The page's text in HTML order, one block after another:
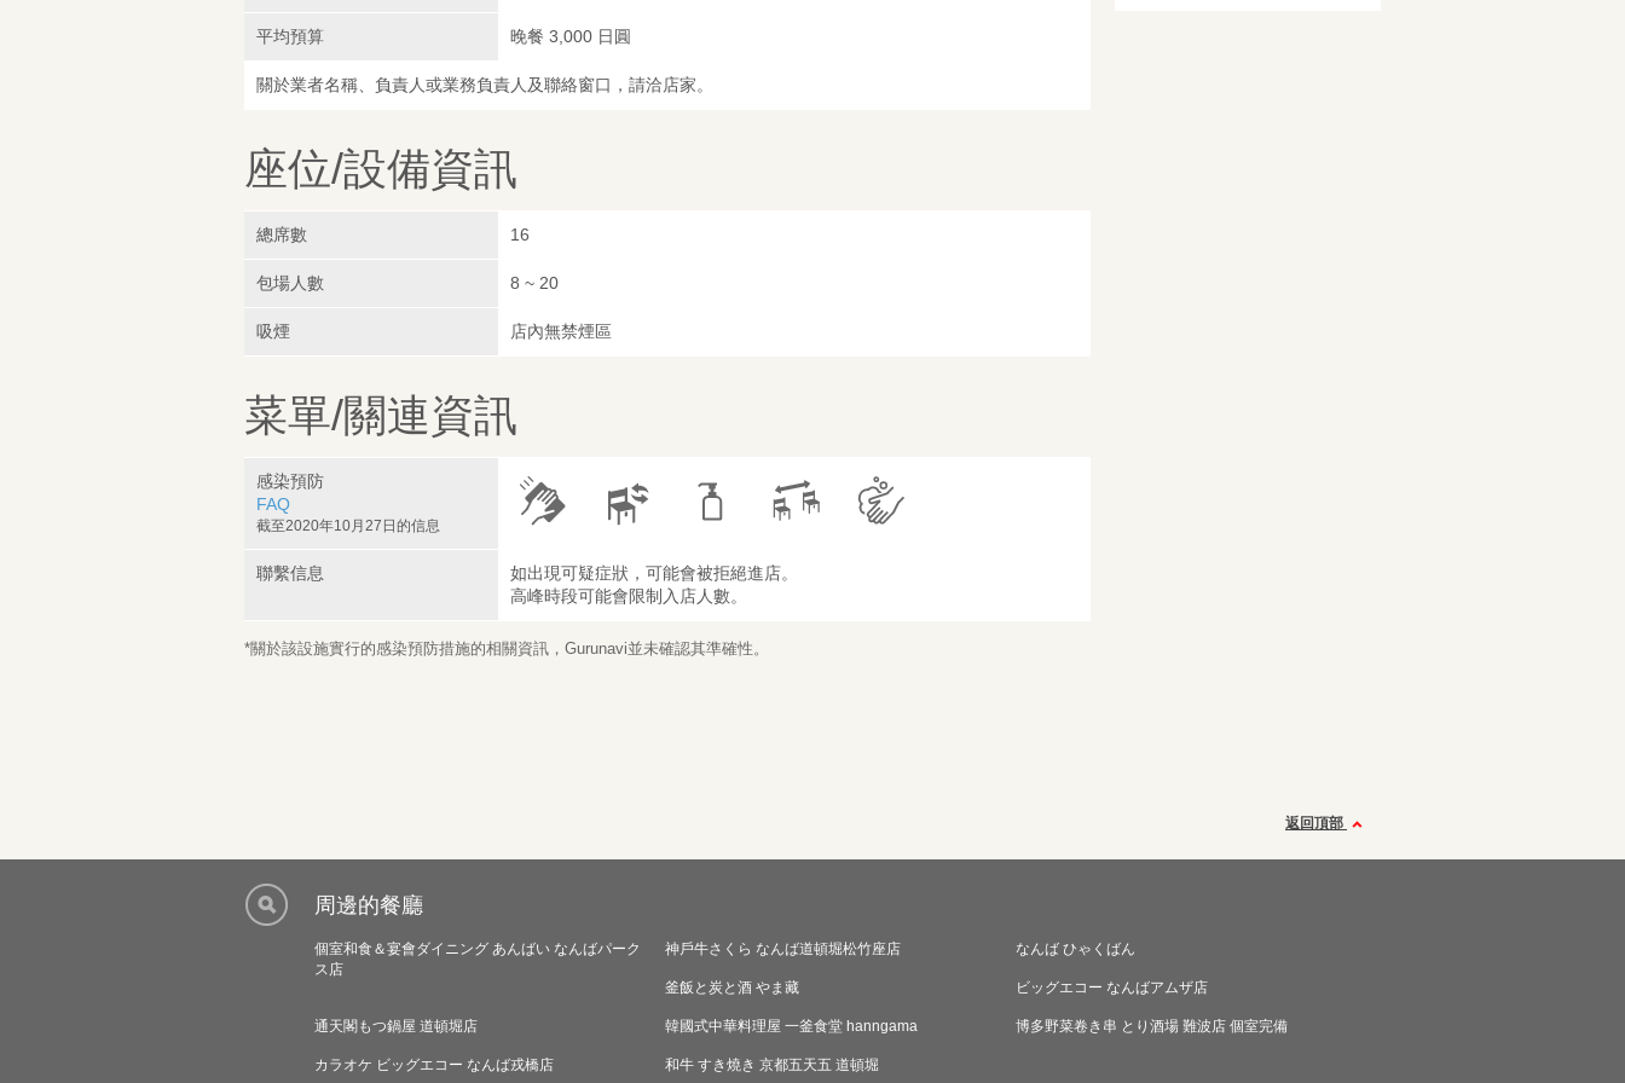
平均預算 晚餐 3,000 日圓
關於業者名稱、負責人或業務負責人及聯絡窗口，請洽店家。
座位/設備資訊
總席數 16
包場人數 8 ~ 20
吸煙 店內無禁煙區
菜單/關連資訊
感染預防
FAQ
截至2020年10月27日的信息
聯繫信息
如出現可疑症狀，可能會被拒絕進店。
高峰時段可能會限制入店人數。
*關於該設施實行的感染預防措施的相關資訊，Gurunavi並未確認其準確性。
返回頂部
周邊的餐廳
個室和食＆宴會ダイニング あんばい なんばパーク
ス店
神戶牛さくら なんば道頓堀松竹座店 なんば ひゃくばん
釜飯と炭と酒 やま藏 ビッグエコー なんばアムザ店
通天閣もつ鍋屋 道頓堀店 韓國式中華料理屋 一釜食堂 hanngama 博多野菜卷き串 とり酒場 難波店 個室完備
カラオケ ビッグエコー なんば戎橋店 和牛 すき燒き 京都五天五 道頓堀